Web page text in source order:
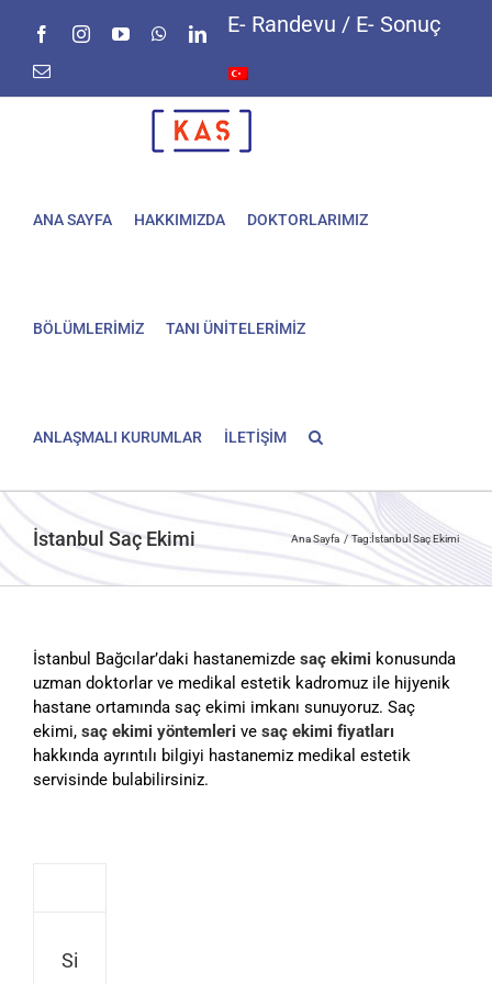
FacebookInstagramYouTubeWhatsAppLinkedIn
E-
E- Randevu / E- Sonuç
ANA SAYFA HAKKIMIZDA DOKTORLARIMIZ
BÖLÜMLERİMİZ TANI ÜNİTELERİMİZ
ANLAŞMALI KURUMLAR İLETİŞİM
İstanbul Saç Ekimi Ana Sayfa Tag:İstanbul Saç Ekimi
İstanbul Bağcılar’daki hastanemizde saç ekimi konusunda
uzman doktorlar ve medikal estetik kadromuz ile hijyenik
hastane ortamında saç ekimi imkanı sunuyoruz. Saç
ekimi, saç ekimi yöntemleri ve saç ekimi fiyatları
hakkında ayrıntılı bilgiyi hastanemiz medikal estetik
servisinde bulabilirsiniz.
Si